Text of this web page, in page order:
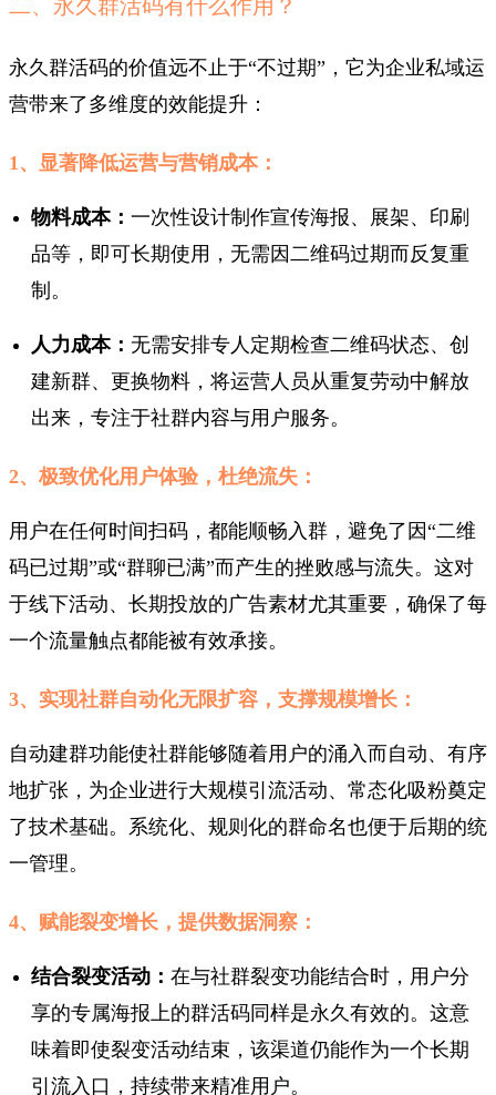
二、永久群活码有什么作用？
永久群活码的价值远不止于“不过期”，它为企业私域运
营带来了多维度的效能提升：
1、显著降低运营与营销成本：
物料成本： 一次性设计制作宣传海报、展架、印刷
品等，即可长期使用，无需因二维码过期而反复重
制。
人力成本： 无需安排专人定期检查二维码状态、创
建新群、更换物料，将运营人员从重复劳动中解放
出来，专注于社群内容与用户服务。
2、极致优化用户体验，杜绝流失：
用户在任何时间扫码，都能顺畅入群，避免了因“二维
码已过期”或“群聊已满”而产生的挫败感与流失。这对
于线下活动、长期投放的广告素材尤其重要，确保了每
一个流量触点都能被有效承接。
3、实现社群自动化无限扩容，支撑规模增长：
自动建群功能使社群能够随着用户的涌入而自动、有序
地扩张，为企业进行大规模引流活动、常态化吸粉奠定
了技术基础。系统化、规则化的群命名也便于后期的统
一管理。
4、赋能裂变增长，提供数据洞察：
结合裂变活动： 在与社群裂变功能结合时，用户分
享的专属海报上的群活码同样是永久有效的。这意
味着即使裂变活动结束，该渠道仍能作为一个长期
引流入口，持续带来精准用户。